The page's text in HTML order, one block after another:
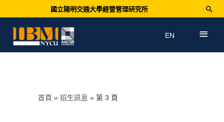
國立陽明交通大學經營管理研究所
EN
首頁 招生訊息 第 3 頁